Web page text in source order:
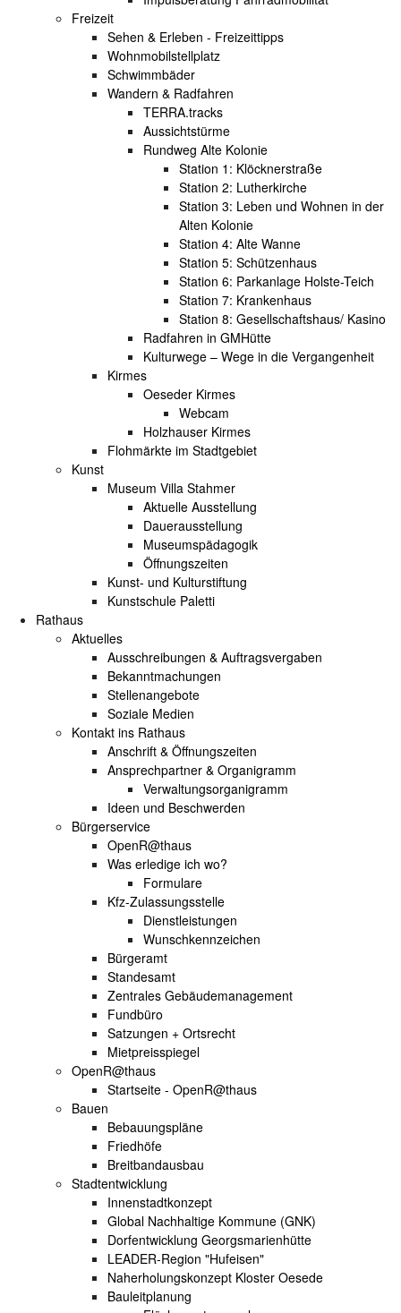
Freizeit
Sehen & Erleben - Freizeittipps
Wohnmobilstellplatz
Schwimmbäder
Wandern & Radfahren
TERRA.tracks
Aussichtstürme
Rundweg Alte Kolonie
Station 1: Klöcknerstraße
Station 2: Lutherkirche
Station 3: Leben und Wohnen in der
Alten Kolonie
Station 4: Alte Wanne
Station 5: Schützenhaus
Station 6: Parkanlage Holste-Teich
Station 7: Krankenhaus
Station 8: Gesellschaftshaus/ Kasino
Radfahren in GMHütte
Kulturwege – Wege in die Vergangenheit
Kirmes
Oeseder Kirmes
Webcam
Holzhauser Kirmes
Flohmärkte im Stadtgebiet
Kunst
Museum Villa Stahmer
Aktuelle Ausstellung
Dauerausstellung
Museumspädagogik
Öffnungszeiten
Kunst- und Kulturstiftung
Kunstschule Paletti
Rathaus
Aktuelles
Ausschreibungen & Auftragsvergaben
Bekanntmachungen
Stellenangebote
Soziale Medien
Kontakt ins Rathaus
Anschrift & Öffnungszeiten
Ansprechpartner & Organigramm
Verwaltungsorganigramm
Ideen und Beschwerden
Bürgerservice
OpenR@thaus
Was erledige ich wo?
Formulare
Kfz-Zulassungsstelle
Dienstleistungen
Wunschkennzeichen
Bürgeramt
Standesamt
Zentrales Gebäudemanagement
Fundbüro
Satzungen + Ortsrecht
Mietpreisspiegel
OpenR@thaus
Startseite - OpenR@thaus
Bauen
Bebauungspläne
Friedhöfe
Breitbandausbau
Stadtentwicklung
Innenstadtkonzept
Global Nachhaltige Kommune (GNK)
Dorfentwicklung Georgsmarienhütte
LEADER-Region "Hufeisen"
Naherholungskonzept Kloster Oesede
Bauleitplanung